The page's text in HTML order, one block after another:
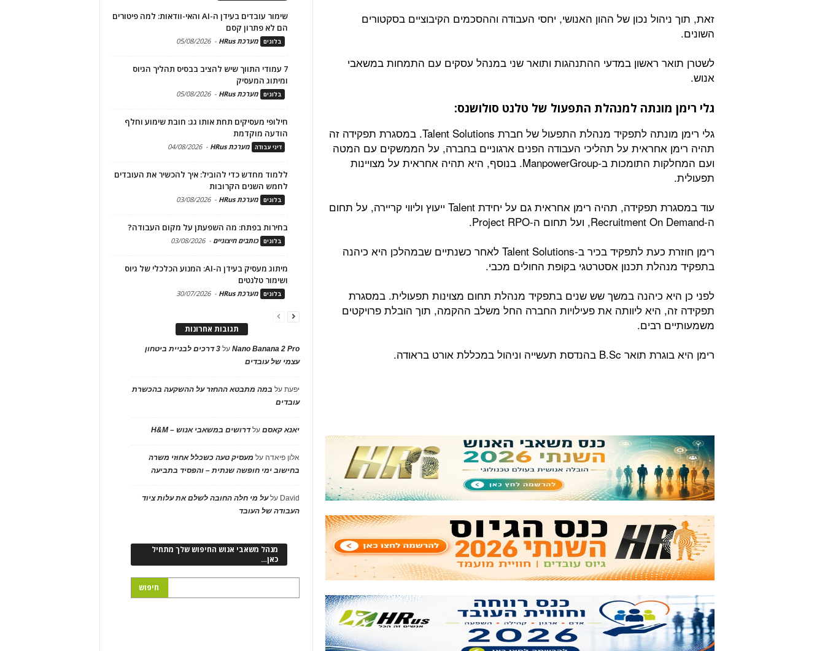
זאת, תוך ניהול נכון של ההון האנושי, יחסי העבודה וההסכמים הקיבוציים בסקטורים
השונים.
לשטרן תואר ראשון במדעי ההתנהגות ותואר שני במנהל עסקים עם התמחות במשאבי
אנוש.
גלי רימן מונתה למנהלת התפעול של טלנט סולושנס:
גלי רימן מונתה לתפקיד מנהלת התפעול של חברת Talent Solutions. במסגרת תפקידה זה
תהיה רימן אחראית על תהליכי העבודה הפנים ארגוניים בחברה, על הממשקים עם המטה
ועם המחלקות התומכות ב-ManpowerGroup. בנוסף, היא תהיה אחראית על מצויינות
תפעולית.
עוד במסגרת תפקידה, תהיה רימן אחראית גם על יחידת Talent ייעוץ וליווי קריירה, על תחום
ה-Recruitment On Demand, ועל תחום ה-Project RPO.
רימן חוזרת כעת לתפקיד בכיר ב-Talent Solutions לאחר כשנתיים שבמהלכן היא כיהנה
בתפקיד מנהלת תכנון אסטרטגי בקופת החולים מכבי.
לפני כן היא כיהנה במשך שש שנים בתפקיד מנהלת תחום מצוינות תפעולית. במסגרת
תפקידה זה, היא ליוותה את פעילויות החברה החל משלב ההקמה, תוך הובלת פרויקטים
משמעותיים רבים.
רימן היא בוגרת תואר B.Sc בהנדסת תעשייה וניהול במכללת אורט בראודה.
שימור עובדים בעידן ה-AI והאי-וודאות: למה פיטורים
הם לא פתרון קסם
בלוגים מערכת HRus -
05/08/2026
7 עמודי התווך שיש להציב בבסיס תהליך הגיוס
ומיתוג המעסיק
בלוגים מערכת HRus -
05/08/2026
חילופי מעסיקים תחת אותו גג: חובת שימוע וחלף
הודעה מוקדמת
דיני עבודה מערכת HRus -
04/08/2026
ללמוד מחדש כדי להוביל: איך להכשיר את העובדים
לחמש השנים הקרובות
בלוגים מערכת HRus -
03/08/2026
בחירות בפתח: מה השפעתן על מקום העבודה?
בלוגים כותבים חיצוניים -
03/08/2026
מיתוג מעסיק בעידן ה-AI: המנוע הכלכלי של גיוס
ושימור טלנטים
בלוגים מערכת HRus -
30/07/2026
תגובות אחרונות
Nano Banana 2 Proעל
3 דרכים לבניית ביטחון
עצמי של עובדים
יפעתעל במה מתבטא ההחזר על ההשקעה בהכשרת
עובדים
יאנא קאסםעלדרושים במשאבי אנוש – H&M
אלון פיאדה על מעסיק טעה כשכלל אחוזי משרה
בחישוב ימי חופשה שנתית – והפסיד בתביעה
David עלעל מי חלה החובה לשלם את עלות ציוד
העבודה של העובד
מנהל משאבי אנוש החיפוש שלך מתחיל
כאן…